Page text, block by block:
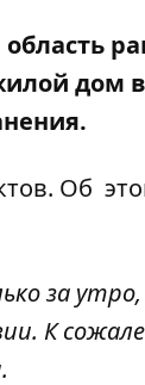
дом
Об
за
К